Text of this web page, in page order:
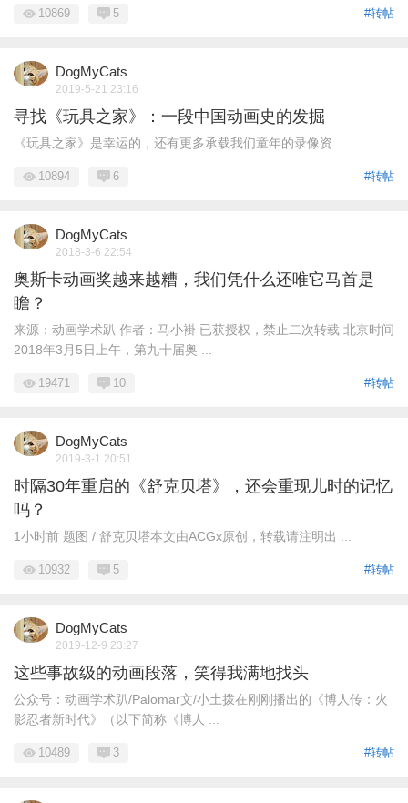
#转帖
10869 5
DogMyCats
2019-5-21 23:16
寻找《玩具之家》：一段中国动画史的发掘
《玩具之家》是幸运的，还有更多承载我们童年的录像资 ...
#转帖
10894 6
DogMyCats
2018-3-6 22:54
奥斯卡动画奖越来越糟，我们凭什么还唯它马首是
瞻？
来源：动画学术趴 作者：马小褂 已获授权，禁止二次转载 北京时间
2018年3月5日上午，第九十届奥 ...
#转帖
19471 10
DogMyCats
2019-3-1 20:51
时隔30年重启的《舒克贝塔》，还会重现儿时的记忆
吗？
1小时前 题图 / 舒克贝塔本文由ACGx原创，转载请注明出 ...
#转帖
10932 5
DogMyCats
2019-12-9 23:27
这些事故级的动画段落，笑得我满地找头
公众号：动画学术趴/Palomar文/小土拨在刚刚播出的《博人传：火
影忍者新时代》（以下简称《博人 ...
#转帖
10489 3